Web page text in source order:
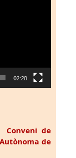
02:28
Conveni de
de